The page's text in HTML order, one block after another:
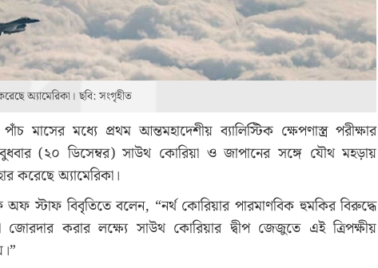
অ্যামেরিকা। ছবি: সংগৃহীত
মাসের মধ্যে প্রথম আন্তমহাদেশীয় ব্যালিস্টিক ক্ষেপণাস্ত্র পরীক্ষার
(২০ ডিসেম্বর) সাউথ কোরিয়া ও জাপানের সঙ্গে যৌথ মহড়ায়
করেছে অ্যামেরিকা।
স্টাফ বিবৃতিতে বলেন, “নর্থ কোরিয়ার পারমাণবিক হুমকির বিরুদ্ধে
জোরদার করার লক্ষ্যে সাউথ কোরিয়ার দ্বীপ জেজুতে এই ত্রিপক্ষীয়